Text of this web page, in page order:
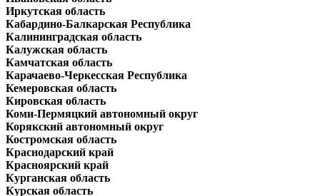
Иркутская область
Кабардино-Балкарская Республика
Калининградская область
Калужская область
Камчатская область
Карачаево-Черкесская Республика
Кемеровская область
Кировская область
Коми-Пермяцкий автономный округ
Корякский автономный округ
Костромская область
Краснодарский край
Красноярский край
Курганская область
Курская область